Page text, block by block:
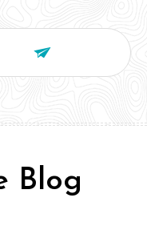

Blog